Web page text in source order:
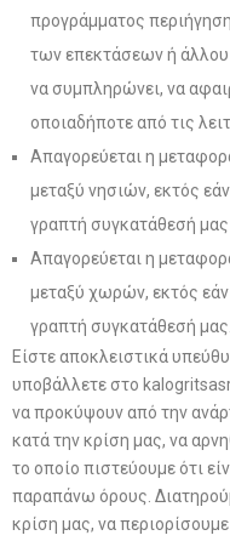
προγράμματος
των επεκτάσεων ή άλλου
να συμπληρώνει, να
οποιαδήποτε από τις
Απαγορεύεται η
μεταξύ νησιών, εκτός
γραπτή συγκατάθεσή μας
Απαγορεύεται η
μεταξύ χωρών, εκτός
γραπτή συγκατάθεσή μας.
Είστε αποκλειστικά
υποβάλλετε στο
να προκύψουν από την
κατά την κρίση μας, να
το οποίο πιστεύουμε ότι
παραπάνω όρους.
κρίση μας, να